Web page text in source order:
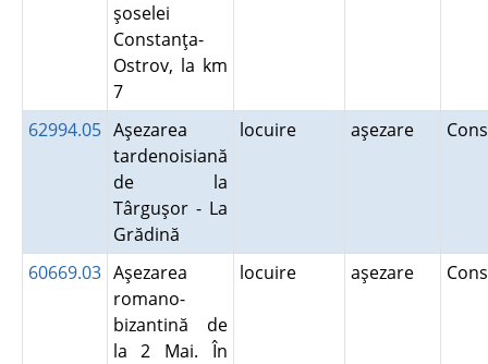
şoselei
Constanţa-
Ostrov, la km
7
62994.05 Aşezarea
tardenoisiană
de la
Târguşor - La
Grădină
locuire aşezare
60669.03 Aşezarea
romano-
bizantină de
la 2 Mai. În
locuire aşezare